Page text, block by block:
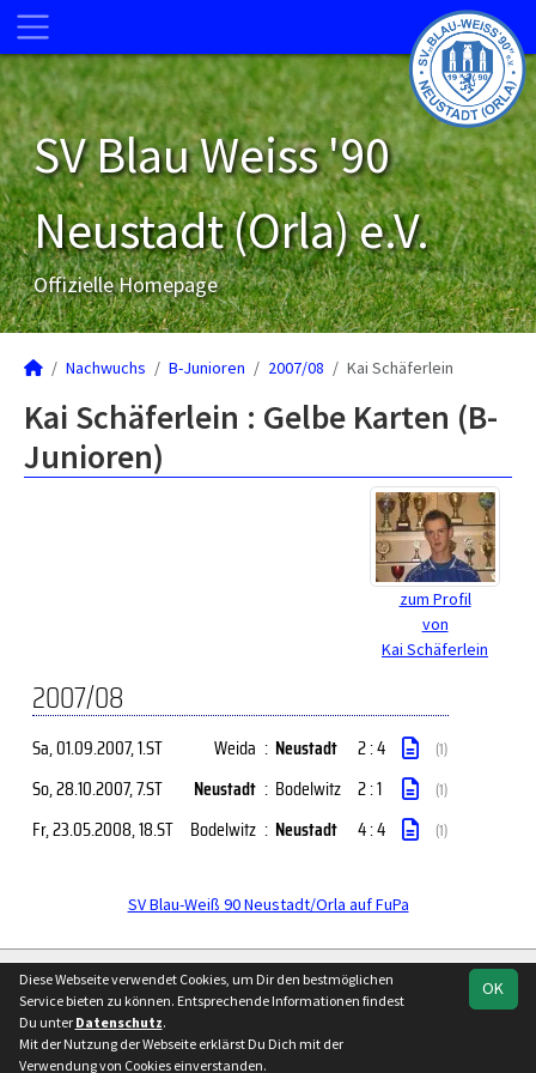
SV Blau Weiss '90
Neustadt (Orla) e.V.
Offizielle Homepage
Nachwuchs B-Junioren 2007/08 Kai Schäferlein
Kai Schäferlein : Gelbe Karten (B-
Junioren)
zum Profil
von
Kai Schäferlein
2007/08
Sa, 01.09.2007, 1.ST Weida : Neustadt 2 : 4 (1)
So, 28.10.2007, 7.ST Neustadt : Bodelwitz 2 : 1 (1)
Fr, 23.05.2008, 18.ST Bodelwitz : Neustadt 4 : 4 (1)
SV Blau-Weiß 90 Neustadt/Orla auf FuPa
soccero.de
Besucherstatistik
Datenschutz
OK
Diese Webseite verwendet Cookies, um Dir den bestmöglichen
Service bieten zu können. Entsprechende Informationen findest
Du unter Datenschutz.
Mit der Nutzung der Webseite erklärst Du Dich mit der
Verwendung von Cookies einverstanden.